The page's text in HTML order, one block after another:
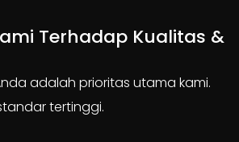
Terhadap Kualitas &
adalah prioritas utama kami.
tertinggi.